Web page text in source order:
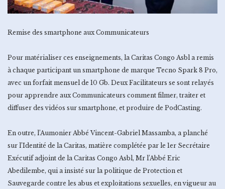
Remise des smartphone aux Communicateurs
Pour matérialiser ces enseignements, la Caritas Congo Asbl a remis
à chaque participant un smartphone de marque Tecno Spark 8 Pro,
avec un forfait mensuel de 10 Gb. Deux Facilitateurs se sont relayés
pour apprendre aux Communicateurs comment filmer, traiter et
diffuser des vidéos sur smartphone, et produire de PodCasting.
En outre, l’Aumonier Abbé Vincent-Gabriel Massamba, a planché
sur l’Identité de la Caritas, matière complétée par le 1er Secrétaire
Exécutif adjoint de la Caritas Congo Asbl, Mr l’Abbé Eric
Abedilembe, qui a insisté sur la politique de Protection et
Sauvegarde contre les abus et exploitations sexuelles, en vigueur au